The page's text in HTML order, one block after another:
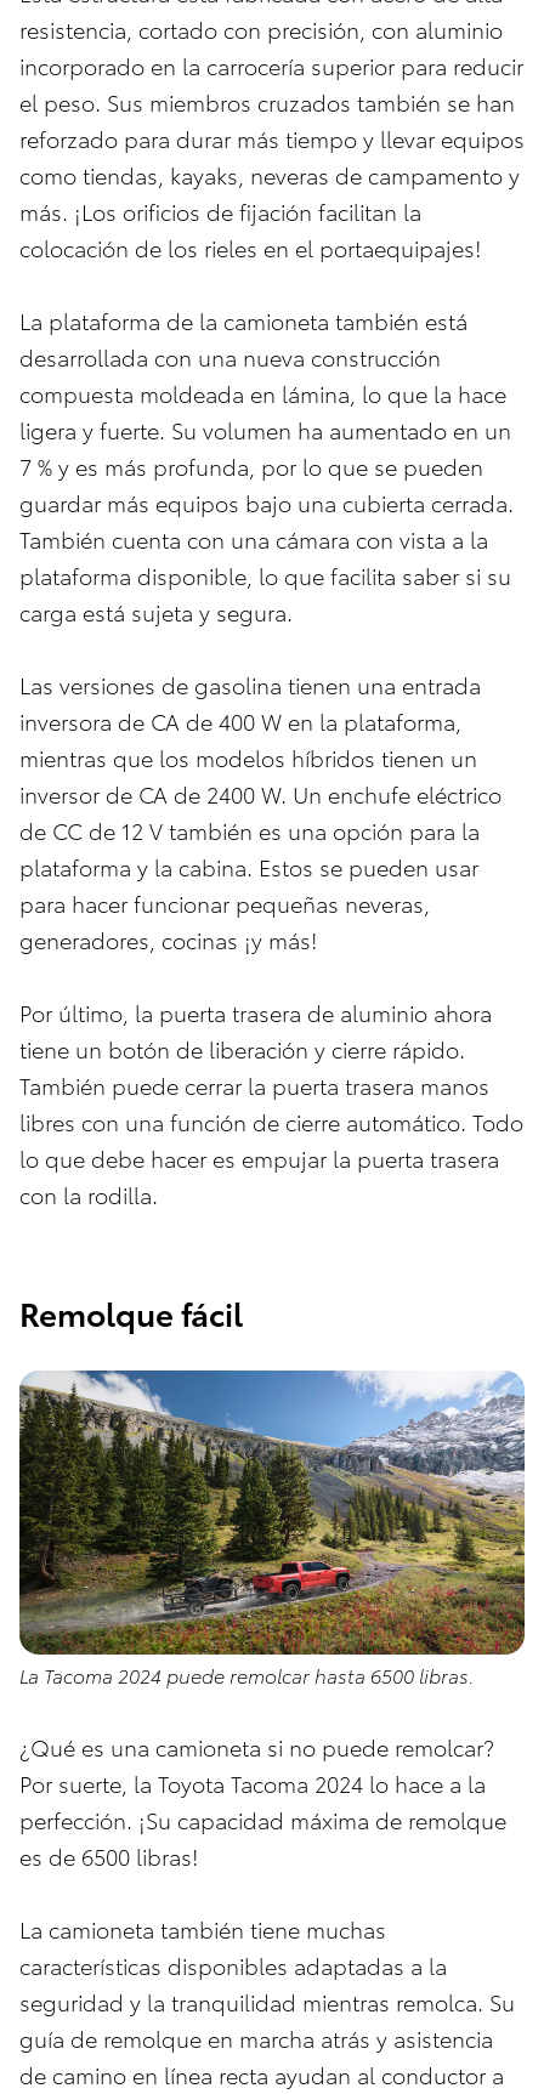
resistencia, cortado con precisión, con aluminio
incorporado en la carrocería superior para reducir
el peso. Sus miembros cruzados también se han
reforzado para durar más tiempo y llevar equipos
como tiendas, kayaks, neveras de campamento y
más. ¡Los orificios de fijación facilitan la
colocación de los rieles en el portaequipajes!
La plataforma de la camioneta también está
desarrollada con una nueva construcción
compuesta moldeada en lámina, lo que la hace
ligera y fuerte. Su volumen ha aumentado en un
7 % y es más profunda, por lo que se pueden
guardar más equipos bajo una cubierta cerrada.
También cuenta con una cámara con vista a la
plataforma disponible, lo que facilita saber si su
carga está sujeta y segura.
Las versiones de gasolina tienen una entrada
inversora de CA de 400 W en la plataforma,
mientras que los modelos híbridos tienen un
inversor de CA de 2400 W. Un enchufe eléctrico
de CC de 12 V también es una opción para la
plataforma y la cabina. Estos se pueden usar
para hacer funcionar pequeñas neveras,
generadores, cocinas ¡y más!
Por último, la puerta trasera de aluminio ahora
tiene un botón de liberación y cierre rápido.
También puede cerrar la puerta trasera manos
libres con una función de cierre automático. Todo
lo que debe hacer es empujar la puerta trasera
con la rodilla.
Remolque fácil
La Tacoma 2024 puede remolcar hasta 6500 libras.
¿Qué es una camioneta si no puede remolcar?
Por suerte, la Toyota Tacoma 2024 lo hace a la
perfección. ¡Su capacidad máxima de remolque
es de 6500 libras!
La camioneta también tiene muchas
características disponibles adaptadas a la
seguridad y la tranquilidad mientras remolca. Su
guía de remolque en marcha atrás y asistencia
de camino en línea recta ayudan al conductor a